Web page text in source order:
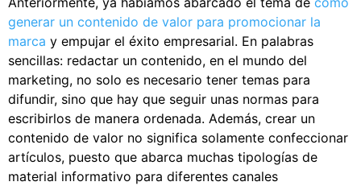
generar un contenido de valor para promocionar la
marca y empujar el éxito empresarial. En palabras
sencillas: redactar un contenido, en el mundo del
marketing, no solo es necesario tener temas para
difundir, sino que hay que seguir unas normas para
escribirlos de manera ordenada. Además, crear un
contenido de valor no significa solamente confeccionar
artículos, puesto que abarca muchas tipologías de
material informativo para diferentes canales